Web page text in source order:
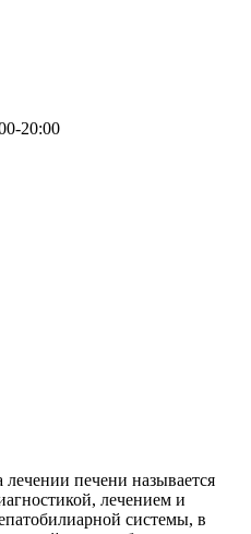
20:00
печени называется
лечением и
системы, в